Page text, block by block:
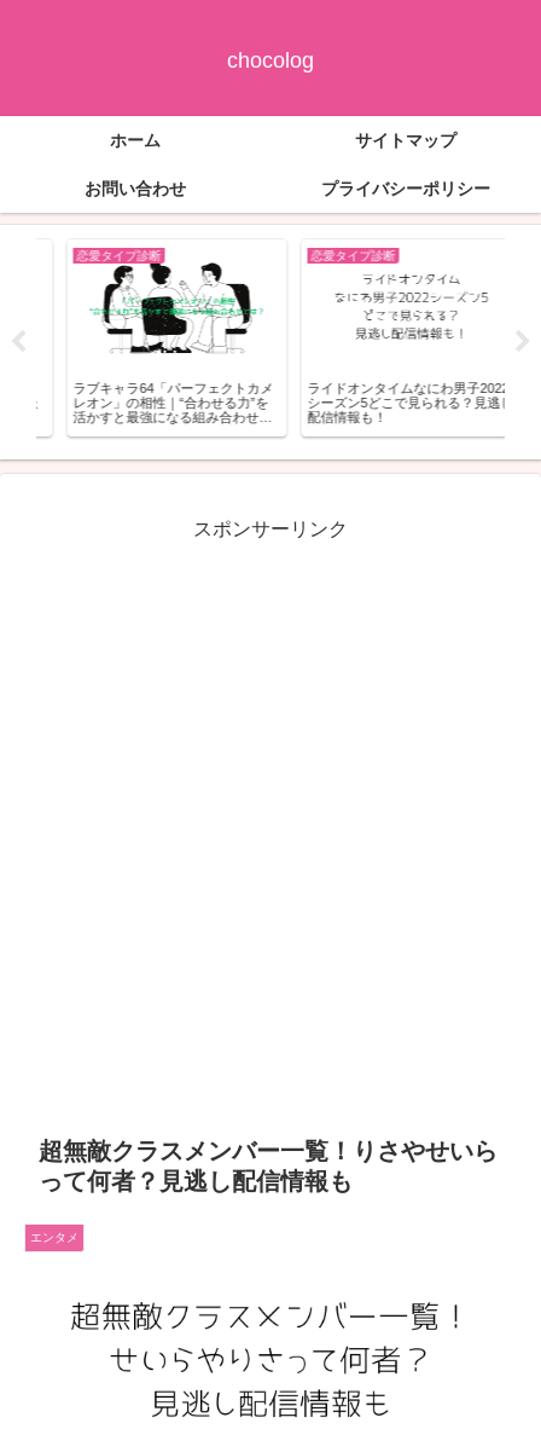
chocolog
ホーム サイトマップ
お問い合わせ プライバシーポリシー
恋愛タイプ診断
ライドオンタイムなにわ男子2022
シーズン5どこで見られる？見逃し
配信情報も！
恋愛タイプ診断
憧れの先輩タイプの落とし方｜距
離のある相手を自然に振り向かせ
る方法
スポンサーリンク
超無敵クラスメンバー一覧！りさやせいら
って何者？見逃し配信情報も
エンタメ